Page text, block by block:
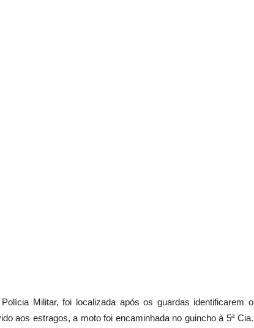
Militar, foi localizada após os guardas identificarem o
aos estragos, a moto foi encaminhada no guincho à 5ª Cia.